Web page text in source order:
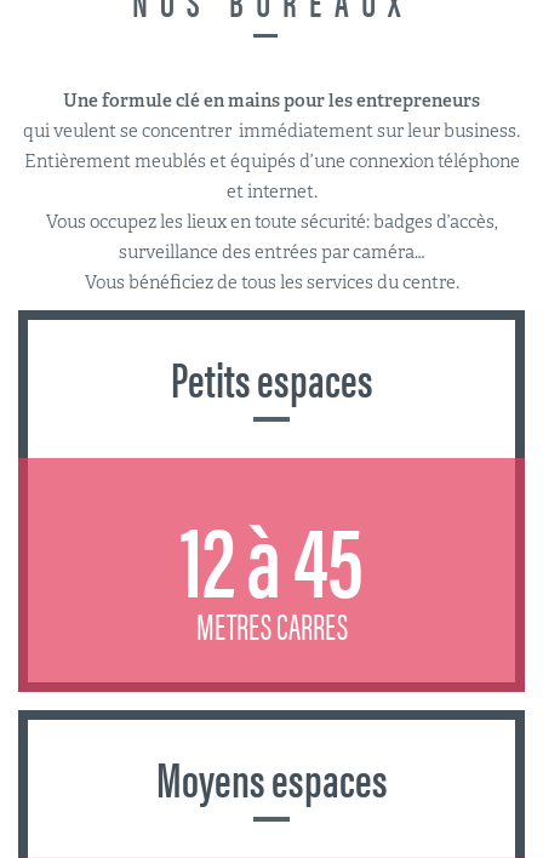
Une formule clé en mains pour les entrepreneurs
qui veulent se concentrer immédiatement sur leur business.
Entièrement meublés et équipés d’une connexion téléphone
et internet.
Vous occupez les lieux en toute sécurité: badges d’accès,
surveillance des entrées par caméra…
Vous bénéficiez de tous les services du centre.
Petits espaces
12 à 45
METRES CARRES
Moyens espaces